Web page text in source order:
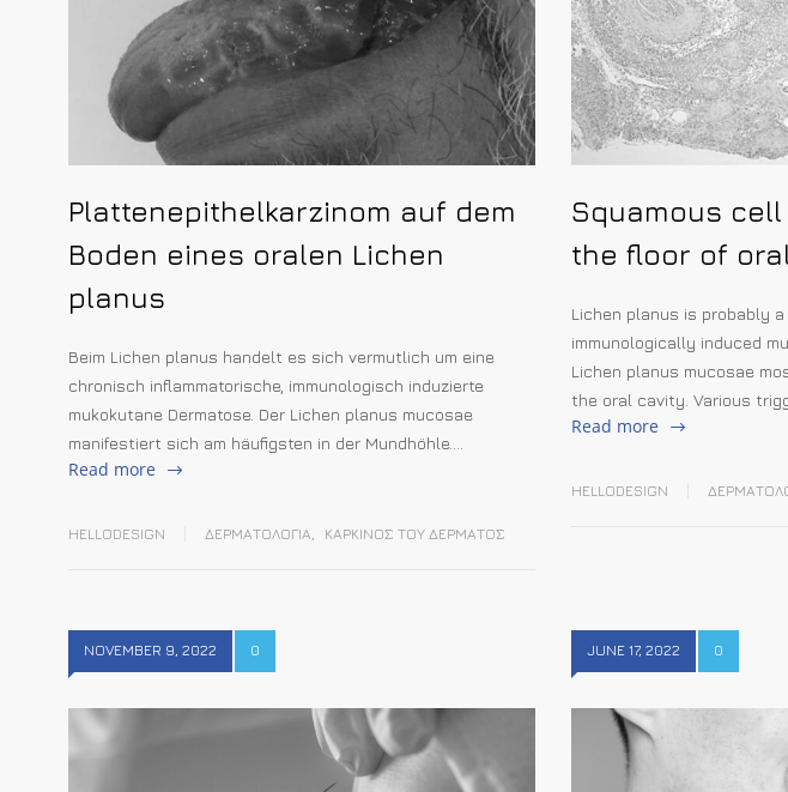
Plattenepithelkarzinom auf dem
Boden eines oralen Lichen
planus
Beim Lichen planus handelt es sich vermutlich um eine
chronisch inflammatorische, immunologisch induzierte
mukokutane Dermatose. Der Lichen planus mucosae
manifestiert sich am häufigsten in der Mundhöhle….
Read more
HELLODESIGN ΔΕΡΜΑΤΟΛΟΓΙΑ ΚΑΡΚΙΝΟΣ ΤΟΥ ΔΕΡΜΑΤΟΣ
Squamous
the floor of
Lichen planus is probably
immunologically induced
Lichen planus mucosae
the oral cavity. Various
Read more
HELLODESIGN
NOVEMBER 9, 2022 0 JUNE 17, 2022 0